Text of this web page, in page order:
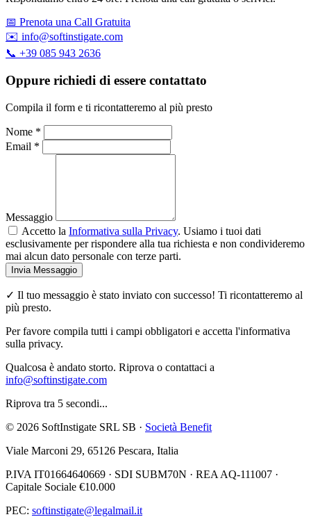
📅 Prenota una Call Gratuita
✉️ info@softinstigate.com
📞 +39 085 943 2636
Oppure richiedi di essere contattato
Compila il form e ti ricontatteremo al più presto
Nome *
Email *
Messaggio
Accetto la Informativa sulla Privacy. Usiamo i tuoi dati
esclusivamente per rispondere alla tua richiesta e non condivideremo
mai alcun dato personale con terze parti.
Invia Messaggio
✓ Il tuo messaggio è stato inviato con successo! Ti ricontatteremo al
più presto.
Per favore compila tutti i campi obbligatori e accetta l'informativa
sulla privacy.
Qualcosa è andato storto. Riprova o contattaci a
info@softinstigate.com
Riprova tra 5 secondi...
© 2026 SoftInstigate SRL SB · Società Benefit
Viale Marconi 29, 65126 Pescara, Italia
P.IVA IT01664640669 · SDI SUBM70N · REA AQ-111007 ·
Capitale Sociale €10.000
PEC: softinstigate@legalmail.it